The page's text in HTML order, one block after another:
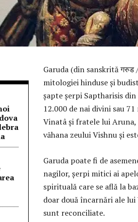
Garuda (din sanskrită गरुड
mitologiei hinduse și
șapte șerpi Saptharisis
12.000 de nai divini sau
Vinatâ și fratele lui Aruna,
vāhana zeului Vishnu și
Garuda poate fi de
nagilor, șerpi mitici ai
spirituală care se află la
doar două încarnări ale lui
sunt reconciliate.